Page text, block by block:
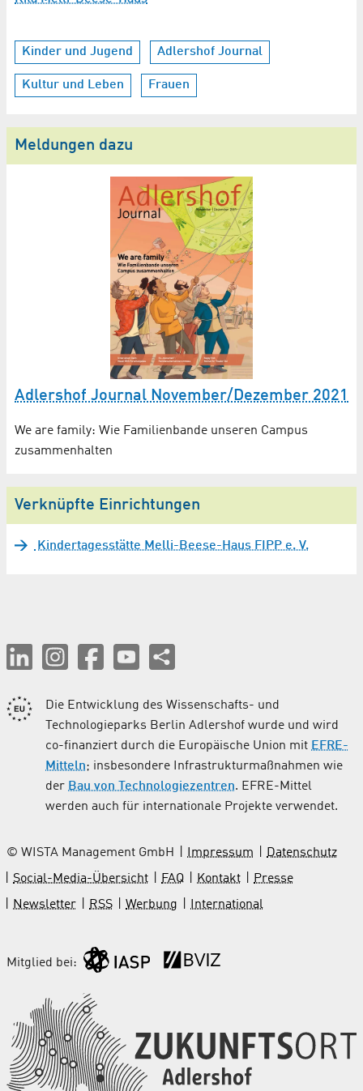
Kinder und Jugend Adlershof Journal
Kultur und Leben Frauen
Meldungen dazu
Adlershof Journal November/Dezember 2021
We are family: Wie Familienbande unseren Campus
zusammenhalten
Verknüpfte Einrichtungen
Kindertagesstätte Melli-Beese-Haus FIPP e. V.
Die Entwicklung des Wissenschafts- und
Technologieparks Berlin Adlershof wurde und wird
co-finanziert durch die Europäische Union mit EFRE-
Mitteln; insbesondere Infrastrukturmaßnahmen wie
der Bau von Technologiezentren. EFRE-Mittel
werden auch für internationale Projekte verwendet.
© WISTA Management GmbH Impressum
Datenschutz
Social-Media-Übersicht
FAQ Kontakt
Presse
Newsletter
RSS Werbung International
Mitglied bei: